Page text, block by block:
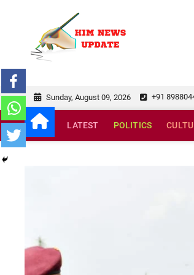
Sunday, August 09, 2026 +91
LATEST POLITICS